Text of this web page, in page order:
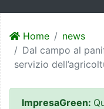
Home
news
Dal campo al
servizio
ImpresaGreen: